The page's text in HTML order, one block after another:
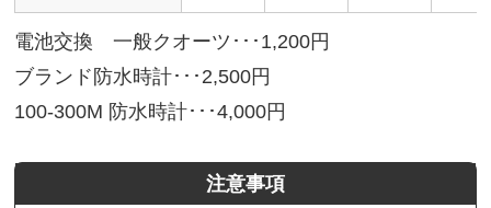
電池交換 一般クオーツ･･･1,200円
ブランド防水時計･･･2,500円
100-300M 防水時計･･･4,000円
注意事項